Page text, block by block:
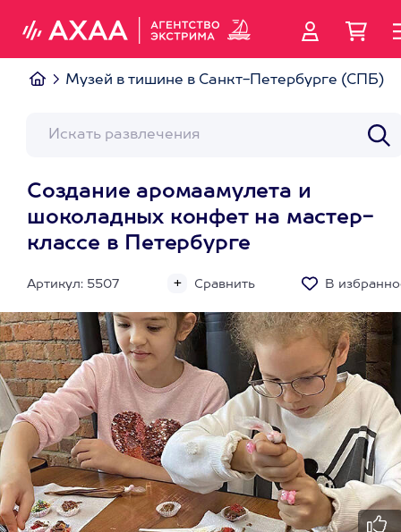
Музей в тишине в Санкт-Петербурге (СПБ)
Создание аромаамулета и
шоколадных конфет на мастер-
классе в Петербурге
Артикул: 5507 Сравнить В